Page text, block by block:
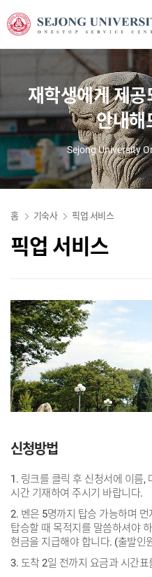
재학생에게 제
안내해
Sejong University
홈 기숙사 픽업 서비스
픽업 서비스
신청방법
1. 링크를 클릭 후 신청서에 이름,
시간 기재하여 주시기 바랍니다.
2. 벤은 5명까지 탑승 가능하며
탑승할 때 목적지를 말씀하셔야
현금을 지급해야 합니다. (출발인
3. 도착 2일 전까지 요금과 시간